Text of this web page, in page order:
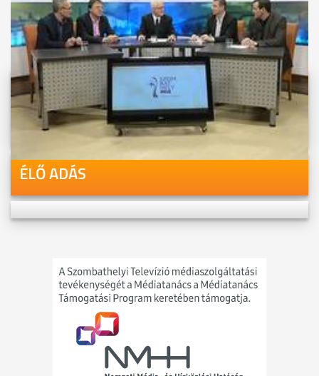
Videóink megtekinthetőek
Youtube-csatornánkon is!
ÉLŐ ADÁS